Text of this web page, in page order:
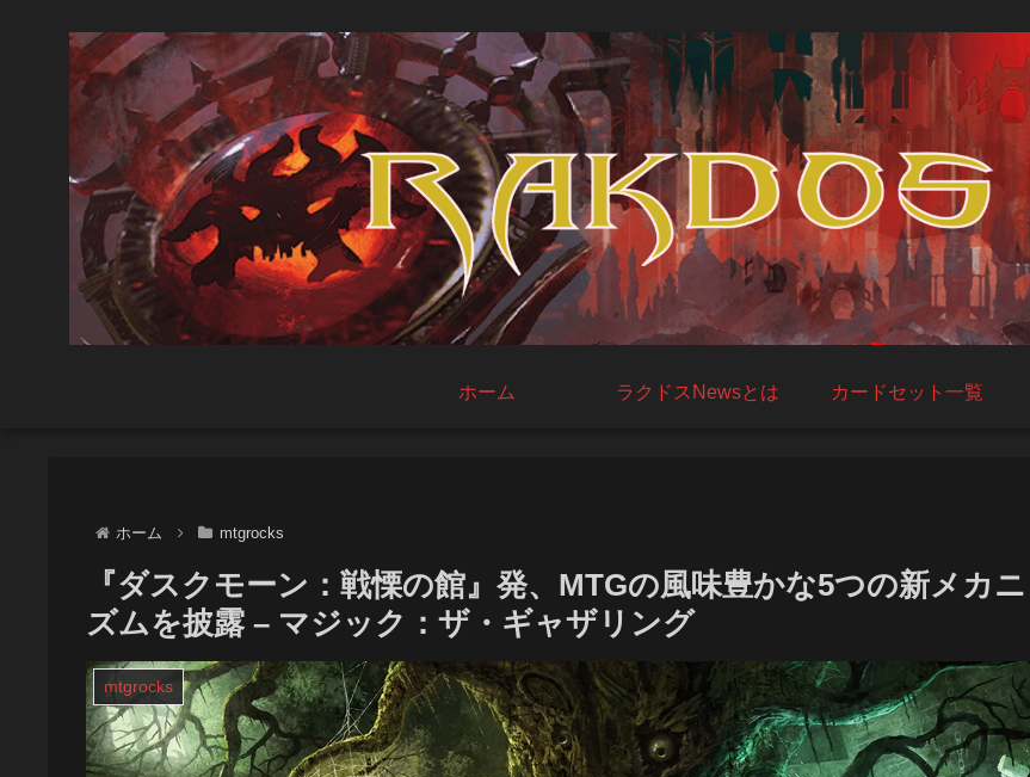
ホーム ラクドスNewsとは カードセット一覧
ホーム mtgrocks
『ダスクモーン：戦慄の館』発、MTGの風味豊かな5つの新メカニ
ズムを披露 – マジック：ザ・ギャザリング
mtgrocks